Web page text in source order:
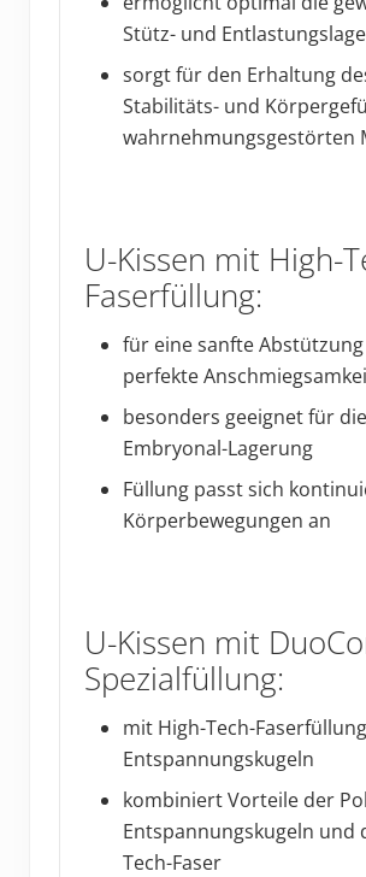
Stütz- und
sorgt für den Erhaltung
Stabilitäts- und
wahrnehmungsgestörten
U-Kissen mit High-
Faserfüllung:
für eine sanfte
perfekte
besonders geeignet für die
Embryonal-Lagerung
Füllung passt sich
Körperbewegungen an
U-Kissen mit
Spezialfüllung:
mit High-Tech-
Entspannungskugeln
kombiniert Vorteile der
Entspannungskugeln und
Tech-Faser